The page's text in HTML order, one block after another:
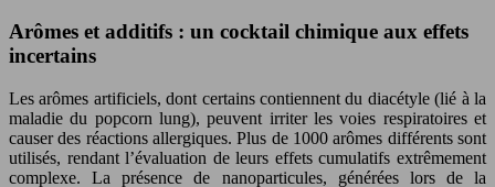
Arômes et additifs : un cocktail chimique aux effets
incertains
Les arômes artificiels, dont certains contiennent du diacétyle (lié à la
maladie du popcorn lung), peuvent irriter les voies respiratoires et
causer des réactions allergiques. Plus de 1000 arômes différents sont
utilisés, rendant l’évaluation de leurs effets cumulatifs extrêmement
complexe. La présence de nanoparticules, générées lors de la